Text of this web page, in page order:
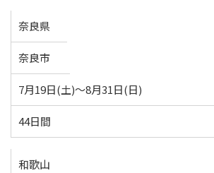
奈良県
奈良市
7月19日(土)～8月31日(日)
44日間
和歌山